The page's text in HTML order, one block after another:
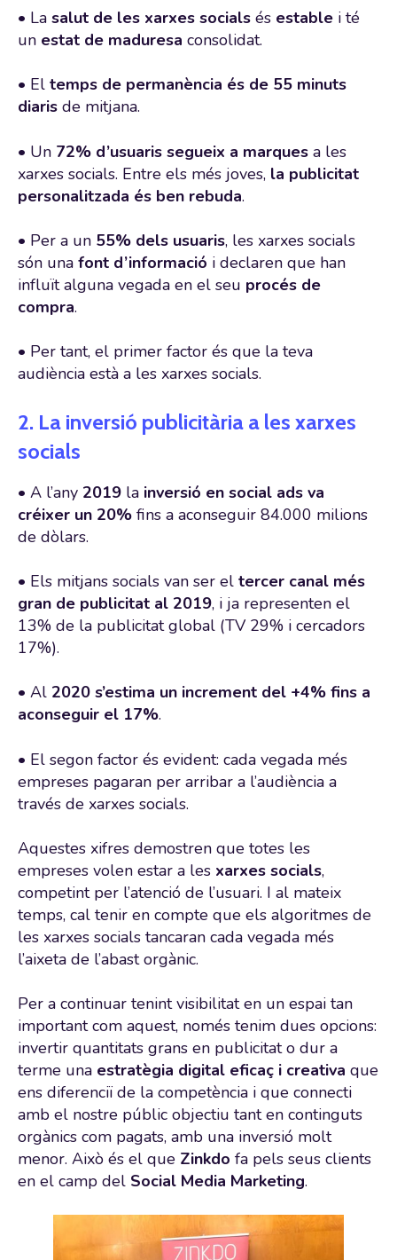
• La salut de les xarxes socials és estable i té
un estat de maduresa consolidat.
• El temps de permanència és de 55 minuts
diaris de mitjana.
• Un 72% d’usuaris segueix a marques a les
xarxes socials. Entre els més joves, la publicitat
personalitzada és ben rebuda.
• Per a un 55% dels usuaris, les xarxes socials
són una font d’informació i declaren que han
influït alguna vegada en el seu procés de
compra.
• Per tant, el primer factor és que la teva
audiència està a les xarxes socials.
2. La inversió publicitària a les xarxes
socials
• A l’any 2019 la inversió en social ads va
créixer un 20% fins a aconseguir 84.000 milions
de dòlars.
• Els mitjans socials van ser el tercer canal més
gran de publicitat al 2019, i ja representen el
13% de la publicitat global (TV 29% i cercadors
17%).
• Al 2020 s’estima un increment del +4% fins a
aconseguir el 17%.
• El segon factor és evident: cada vegada més
empreses pagaran per arribar a l’audiència a
través de xarxes socials.
Aquestes xifres demostren que totes les
empreses volen estar a les xarxes socials,
competint per l’atenció de l’usuari. I al mateix
temps, cal tenir en compte que els algoritmes de
les xarxes socials tancaran cada vegada més
l’aixeta de l’abast orgànic.
Per a continuar tenint visibilitat en un espai tan
important com aquest, només tenim dues opcions:
invertir quantitats grans en publicitat o dur a
terme una estratègia digital eficaç i creativa que
ens diferenciï de la competència i que connecti
amb el nostre públic objectiu tant en continguts
orgànics com pagats, amb una inversió molt
menor. Això és el que Zinkdo fa pels seus clients
en el camp del Social Media Marketing.